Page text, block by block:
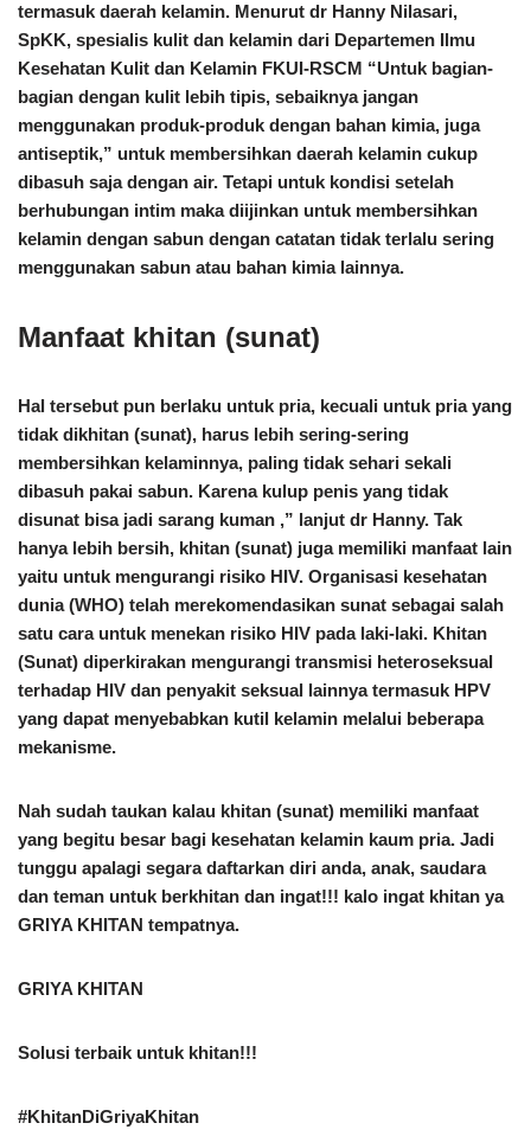
termasuk daerah kelamin. Menurut dr Hanny Nilasari,
SpKK, spesialis kulit dan kelamin dari Departemen Ilmu
Kesehatan Kulit dan Kelamin FKUI-RSCM “Untuk bagian-
bagian dengan kulit lebih tipis, sebaiknya jangan
menggunakan produk-produk dengan bahan kimia, juga
antiseptik,” untuk membersihkan daerah kelamin cukup
dibasuh saja dengan air. Tetapi untuk kondisi setelah
berhubungan intim maka diijinkan untuk membersihkan
kelamin dengan sabun dengan catatan tidak terlalu sering
menggunakan sabun atau bahan kimia lainnya.
Manfaat khitan (sunat)
Hal tersebut pun berlaku untuk pria, kecuali untuk pria yang
tidak dikhitan (sunat), harus lebih sering-sering
membersihkan kelaminnya, paling tidak sehari sekali
dibasuh pakai sabun. Karena kulup penis yang tidak
disunat bisa jadi sarang kuman ,” lanjut dr Hanny. Tak
hanya lebih bersih, khitan (sunat) juga memiliki manfaat lain
yaitu untuk mengurangi risiko HIV. Organisasi kesehatan
dunia (WHO) telah merekomendasikan sunat sebagai salah
satu cara untuk menekan risiko HIV pada laki-laki. Khitan
(Sunat) diperkirakan mengurangi transmisi heteroseksual
terhadap HIV dan penyakit seksual lainnya termasuk HPV
yang dapat menyebabkan kutil kelamin melalui beberapa
mekanisme.
Nah sudah taukan kalau khitan (sunat) memiliki manfaat
yang begitu besar bagi kesehatan kelamin kaum pria. Jadi
tunggu apalagi segara daftarkan diri anda, anak, saudara
dan teman untuk berkhitan dan ingat!!! kalo ingat khitan ya
GRIYA KHITAN tempatnya.
GRIYA KHITAN
Solusi terbaik untuk khitan!!!
#KhitanDiGriyaKhitan